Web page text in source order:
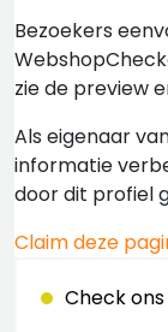
Bezoekers
zie de preview
Als eigenaar
informatie
door dit profiel
Claim deze
Check